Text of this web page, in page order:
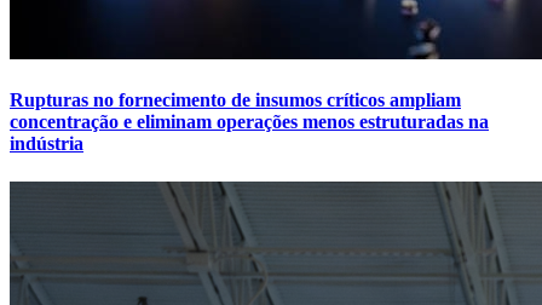
Rupturas no fornecimento de insumos críticos ampliam
concentração e eliminam operações menos estruturadas na
indústria